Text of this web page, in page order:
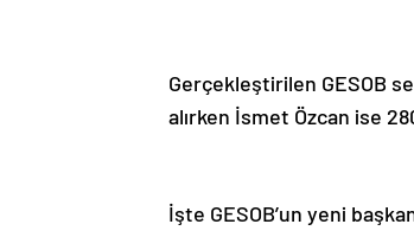
Gerçekleştirilen GESOB
alırken İsmet Özcan ise
İşte GESOB’un yeni